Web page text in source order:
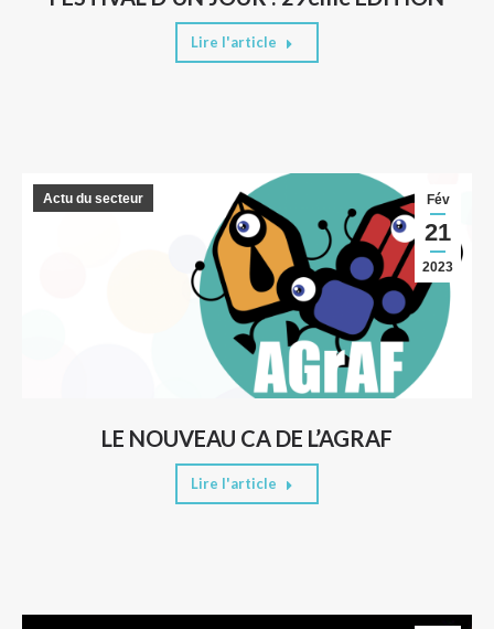
Lire l'article
LE NOUVEAU CA DE L’AGRAF
Fév
21
2023
Actu du secteur
Lire l'article